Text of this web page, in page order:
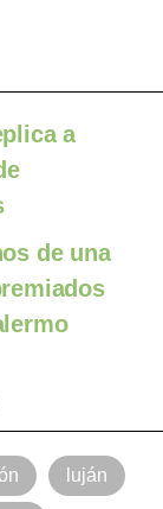
a
de una
luján